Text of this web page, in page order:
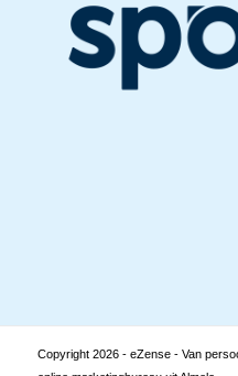
Copyright 2026 - eZense - Van